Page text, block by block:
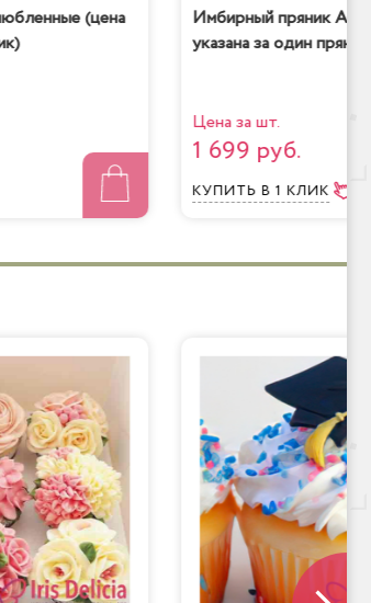
(цена
Имбирный пряник
указана за один
Цена за шт.
1 699 руб.
КУПИТЬ В 1 КЛИК